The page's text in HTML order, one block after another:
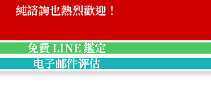
純諮詢也熱烈歡迎！
免費 LINE 鑑定
电子邮件评估